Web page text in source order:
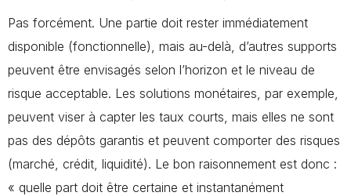
Pas forcément. Une partie doit rester immédiatement
disponible (fonctionnelle), mais au-delà, d’autres supports
peuvent être envisagés selon l’horizon et le niveau de
risque acceptable. Les solutions monétaires, par exemple,
peuvent viser à capter les taux courts, mais elles ne sont
pas des dépôts garantis et peuvent comporter des risques
(marché, crédit, liquidité). Le bon raisonnement est donc :
« quelle part doit être certaine et instantanément